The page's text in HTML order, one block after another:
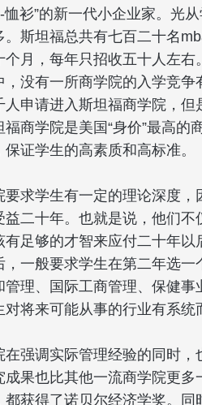
恤衫”的新一代小企业家。光
。斯坦福总共有七百二十名
个月，每年只招收五十人左
，没有一所商学院的入学竞
人申请进入斯坦福商学院，
福商学院是美国“身价”最高
证学生的高素质和高标准。
要求学生有一定的理论深度
益二十年。也就是说，他们
有足够的才智来应付二十年
，一般要求学生在第二年选一
管理、国际工商管理、保健事
对将来可能从事的行业有系统
在强调实际管理经验的同时
成果也比其他一流商学院更
都获得了诺贝尔经济学奖。